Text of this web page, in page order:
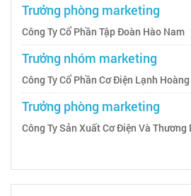
Trưởng phòng marketing
Công Ty Cổ Phần Tập Đoàn Hào Nam
Trưởng nhóm marketing
Công Ty Cổ Phần Cơ Điện Lạnh
Trưởng phòng marketing
Công Ty Sản Xuất Cơ Điện Và